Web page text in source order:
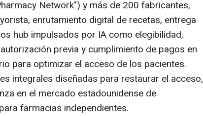
Network") y más de 200 fabricantes,
enrutamiento digital de recetas, entrega
hub impulsados por IA como elegibilidad,
previa y cumplimiento de pagos en
para optimizar el acceso de los pacientes.
integrales diseñadas para restaurar el acceso,
en el mercado estadounidense de
farmacias independientes.